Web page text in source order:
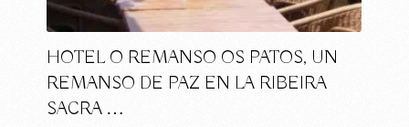
HOTEL O REMANSO OS PATOS, UN
REMANSO DE PAZ EN LA RIBEIRA
SACRA …